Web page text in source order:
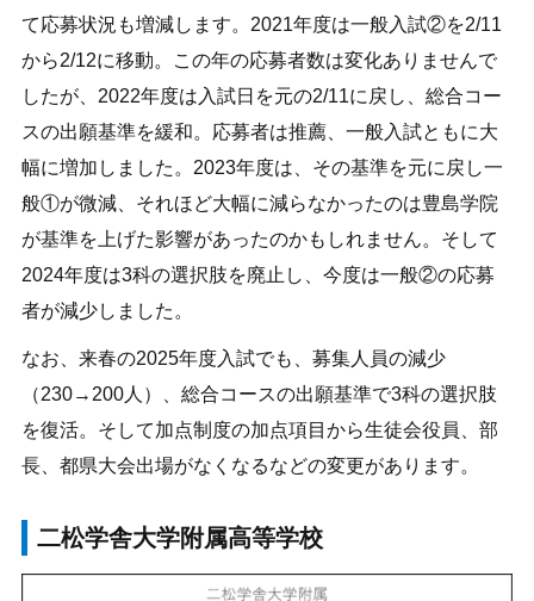
て応募状況も増減します。2021年度は一般入試②を2/11
から2/12に移動。この年の応募者数は変化ありませんで
したが、2022年度は入試日を元の2/11に戻し、総合コー
スの出願基準を緩和。応募者は推薦、一般入試ともに大
幅に増加しました。2023年度は、その基準を元に戻し一
般①が微減、それほど大幅に減らなかったのは豊島学院
が基準を上げた影響があったのかもしれません。そして
2024年度は3科の選択肢を廃止し、今度は一般②の応募
者が減少しました。
なお、来春の2025年度入試でも、募集人員の減少
（230→200人）、総合コースの出願基準で3科の選択肢
を復活。そして加点制度の加点項目から生徒会役員、部
長、都県大会出場がなくなるなどの変更があります。
二松学舎大学附属高等学校